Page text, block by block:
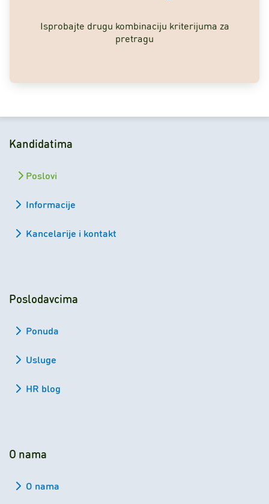
Isprobajte drugu kombinaciju kriterijuma za
pretragu
Kandidatima
Poslovi
Informacije
Kancelarije i kontakt
Poslodavcima
Ponuda
Usluge
HR blog
O nama
O nama